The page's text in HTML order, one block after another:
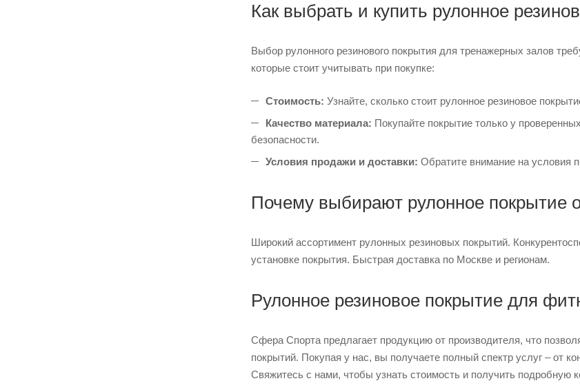
Как выбрать и купить рулонное
Выбор рулонного резинового покрытия для тренажерных залов
которые стоит учитывать при покупке:
Стоимость: Узнайте, сколько стоит рулонное резиновое
Качество материала: Покупайте покрытие только у
безопасности.
Условия продажи и доставки: Обратите внимание на условия
Почему выбирают рулонное покрытие
Широкий ассортимент рулонных резиновых покрытий.
установке покрытия. Быстрая доставка по Москве и регионам.
Рулонное резиновое покрытие для
Сфера Спорта предлагает продукцию от производителя, что
покрытий. Покупая у нас, вы получаете полный спектр услуг – от
Свяжитесь с нами, чтобы узнать стоимость и получить